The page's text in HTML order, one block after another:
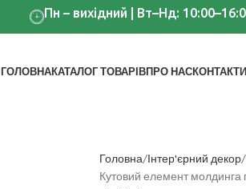
Пн – вихідний | Вт–Нд:
ГОЛОВНАКАТАЛОГ ТОВАРІВПРО НАС
Головна Інтер'єрний декор
Кутовий елемент молдинга